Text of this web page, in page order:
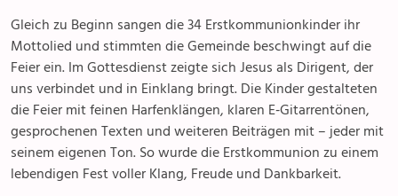
Gleich zu Beginn sangen die 34 Erstkommunionkinder ihr
Mottolied und stimmten die Gemeinde beschwingt auf die
Feier ein. Im Gottesdienst zeigte sich Jesus als Dirigent, der
uns verbindet und in Einklang bringt. Die Kinder gestalteten
die Feier mit feinen Harfenklängen, klaren E‑Gitarrentönen,
gesprochenen Texten und weiteren Beiträgen mit – jeder mit
seinem eigenen Ton. So wurde die Erstkommunion zu einem
lebendigen Fest voller Klang, Freude und Dankbarkeit.